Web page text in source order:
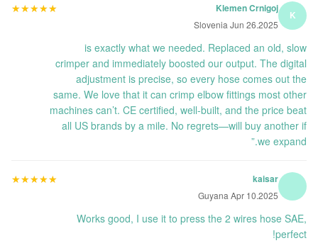
K
Klemen Crnigoj
Slovenia Jun 26.2025
★★★★★
★★★★★
is exactly what we needed. Replaced an old, slow
crimper and immediately boosted our output. The digital
adjustment is precise, so every hose comes out the
same. We love that it can crimp elbow fittings most other
machines can’t. CE certified, well-built, and the price beat
all US brands by a mile. No regrets—will buy another if
we expand.”
kaisar
Guyana Apr 10.2025
★★★★★
★★★★★
Works good, I use it to press the 2 wires hose SAE,
perfect!